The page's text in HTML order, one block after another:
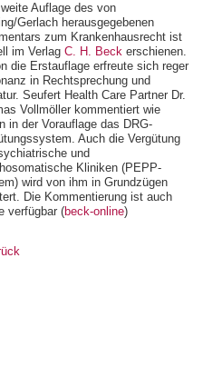
Auflage des von
Gerlach herausgegebenen
zum Krankenhausrecht ist
im Verlag C. H. Beck erschienen.
die Erstauflage erfreute sich reger
in Rechtsprechung und
Seufert Health Care Partner Dr.
Vollmöller kommentiert wie
in der Vorauflage das DRG-
Auch die Vergütung
und
Kliniken (PEPP-
wird von ihm in Grundzügen
Die Kommentierung ist auch
verfügbar (beck-online)